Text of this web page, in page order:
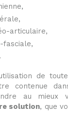
articulaire,
fasciale,
de
contenue
au
solution, que